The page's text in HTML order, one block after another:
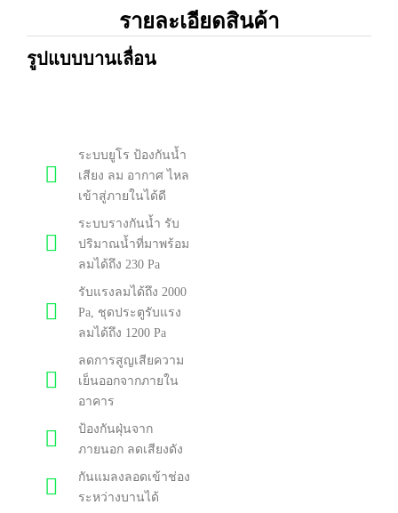
รายละเอียดสินค้า
รูปแบบบานเลื่อน
ระบบยูโร ป้องกันน้ำ
เสียง ลม อากาศ ไหล
เข้าสู่ภายในได้ดี
ระบบรางกันน้ำ รับ
ปริมาณน้ำที่มาพร้อม
ลมได้ถึง 230 Pa
รับแรงลมได้ถึง 2000
Pa, ชุดประตูรับแรง
ลมได้ถึง 1200 Pa
ลดการสูญเสียความ
เย็นออกจากภายใน
อาคาร
ป้องกันฝุ่นจาก
ภายนอก ลดเสียงดัง
กันแมลงลอดเข้าช่อง
ระหว่างบานได้